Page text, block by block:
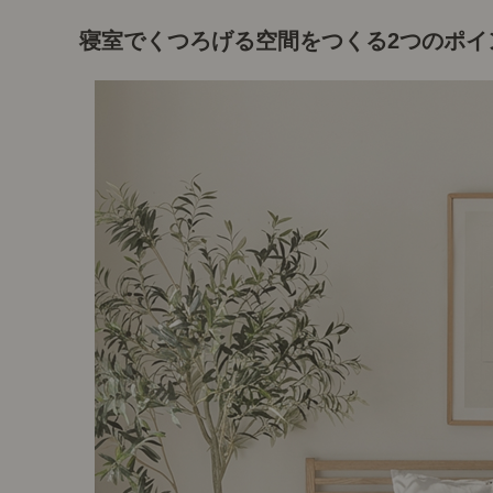
寝室でくつろげる空間をつくる2つのポイ